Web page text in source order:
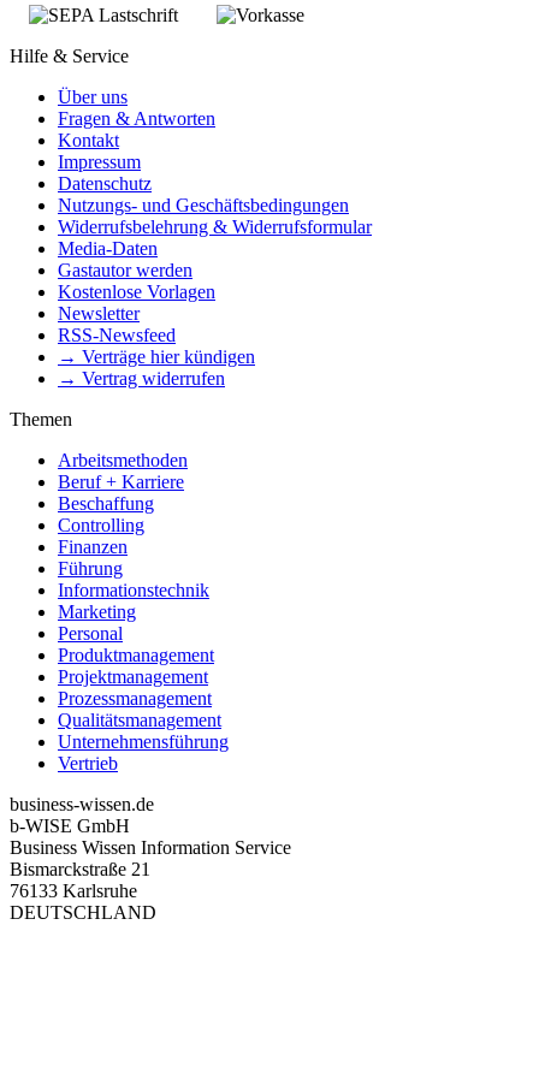
Hilfe & Service
Über uns
Fragen & Antworten
Kontakt
Impressum
Datenschutz
Nutzungs- und Geschäftsbedingungen
Widerrufsbelehrung & Widerrufsformular
Media-Daten
Gastautor werden
Kostenlose Vorlagen
Newsletter
RSS-Newsfeed
→ Verträge hier kündigen
→ Vertrag widerrufen
Themen
Arbeitsmethoden
Beruf + Karriere
Beschaffung
Controlling
Finanzen
Führung
Informationstechnik
Marketing
Personal
Produktmanagement
Projektmanagement
Prozessmanagement
Qualitätsmanagement
Unternehmensführung
Vertrieb
business-wissen.de
b-WISE GmbH
Business Wissen Information Service
Bismarckstraße 21
76133 Karlsruhe
DEUTSCHLAND